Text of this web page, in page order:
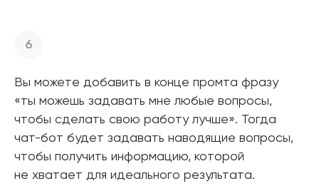
Вы можете добавить в конце промта фразу
«ты можешь задавать мне любые вопросы,
чтобы сделать свою работу лучше». Тогда
чат-бот будет задавать наводящие вопросы,
чтобы получить информацию, которой
не хватает для идеального результата.